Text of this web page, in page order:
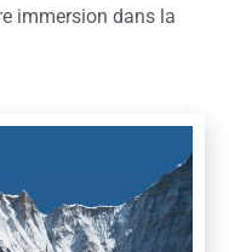
immersion dans la